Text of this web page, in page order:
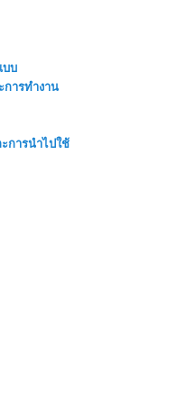
บบ
ารทำงาน
การนำไปใช้